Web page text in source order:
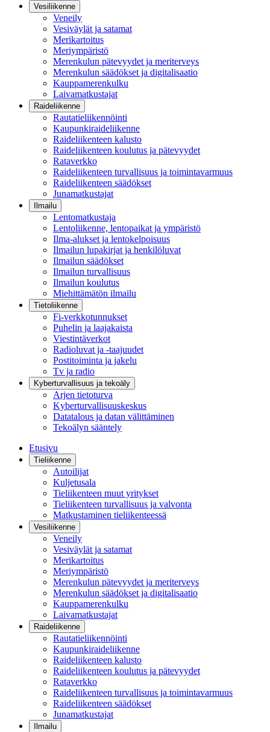
Vesiliikenne
Veneily
Vesiväylät ja satamat
Merikartoitus
Meriympäristö
Merenkulun pätevyydet ja meriterveys
Merenkulun säädökset ja digitalisaatio
Kauppamerenkulku
Laivamatkustajat
Raideliikenne
Rautatieliikennöinti
Kaupunkiraideliikenne
Raideliikenteen kalusto
Raideliikenteen koulutus ja pätevyydet
Rataverkko
Raideliikenteen turvallisuus ja toimintavarmuus
Raideliikenteen säädökset
Junamatkustajat
Ilmailu
Lentomatkustaja
Lentoliikenne, lentopaikat ja ympäristö
Ilma-alukset ja lentokelpoisuus
Ilmailun lupakirjat ja henkilöluvat
Ilmailun säädökset
Ilmailun turvallisuus
Ilmailun koulutus
Miehittämätön ilmailu
Tietoliikenne
Fi-verkkotunnukset
Puhelin ja laajakaista
Viestintäverkot
Radioluvat ja -taajuudet
Postitoiminta ja jakelu
Tv ja radio
Kyberturvallisuus ja tekoäly
Arjen tietoturva
Kyberturvallisuuskeskus
Datatalous ja datan välittäminen
Tekoälyn sääntely
Etusivu
Tieliikenne
Autoilijat
Kuljetusala
Tieliikenteen muut yritykset
Tieliikenteen turvallisuus ja valvonta
Matkustaminen tieliikenteessä
Vesiliikenne
Veneily
Vesiväylät ja satamat
Merikartoitus
Meriympäristö
Merenkulun pätevyydet ja meriterveys
Merenkulun säädökset ja digitalisaatio
Kauppamerenkulku
Laivamatkustajat
Raideliikenne
Rautatieliikennöinti
Kaupunkiraideliikenne
Raideliikenteen kalusto
Raideliikenteen koulutus ja pätevyydet
Rataverkko
Raideliikenteen turvallisuus ja toimintavarmuus
Raideliikenteen säädökset
Junamatkustajat
Ilmailu